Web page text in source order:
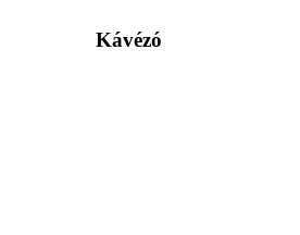
Kávézó